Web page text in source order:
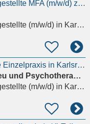
Medizinische Fachangestellte MFA (m/w/d) zum 01.07.2026 Facharztpraxis Gefäßchirurgie/Phlebologie
(m/w/d)in Karlsruhe, Südweststadt
MFA für psychiatrische Einzelpraxis in Karlsruhe (m/w/d)
Praxis für Psychiatrieu und Psychotherapie Antje Maria Jansing
(m/w/d)in Karlsruhe, Südweststadt